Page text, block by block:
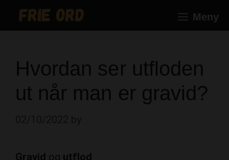
Meny
Hvordan ser utfloden
ut når man er gravid?
Gravid og utflod